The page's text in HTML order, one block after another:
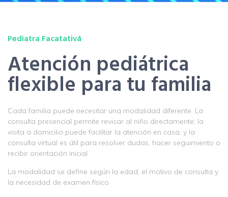
Pediatra Facatativá
Atención pediátrica
flexible para tu familia
Cada familia puede necesitar una modalidad diferente. La
consulta presencial permite revisar al niño directamente; la
visita a domicilio puede facilitar la atención en casa; y la
consulta virtual es útil para resolver dudas, hacer seguimiento o
recibir orientación inicial.
La modalidad se define según la edad, el motivo de consulta y
la necesidad de examen físico.